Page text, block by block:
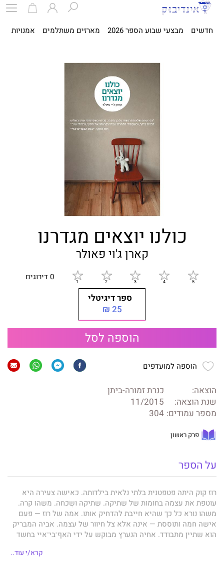
חדשים מבצעי שבוע הספר 2026 מארזים משתלמים אמנויות
כולנו יוצאים מגדרנו
קארן ג'וי פאולר
0 דירוגים
ספר דיגיטלי
25 ₪
הוספה לסל
הוספה למועדפים
הוצאה:
כנרת זמורה-ביתן
שנת הוצאה:
11/2015
מספר עמודים: 304
פרק ראשון
על הספר
רוז קוק היתה פטפטנית בלתי נלאית בילדותה. כאישה צעירה היא
עוטפת את עצמה בחומות של שתיקה. שתיקה ושִכחה. משהו קרה.
משהו נורא כל כך שהיא חייבת להדחיק אותו. אמה של רוז — פעם
אישה חמה ותוססת — אינה אלא צל חיוור של עצמה. אביה המבריק
הוא שתיין מתבודד. אחיה הנערץ מבוקש על ידי האף־בי־איי בחשד
למעשי שובבות בימי הילדוּת? הופעתו הפתאומית של אחיה של רוז
קרא/י עוד..